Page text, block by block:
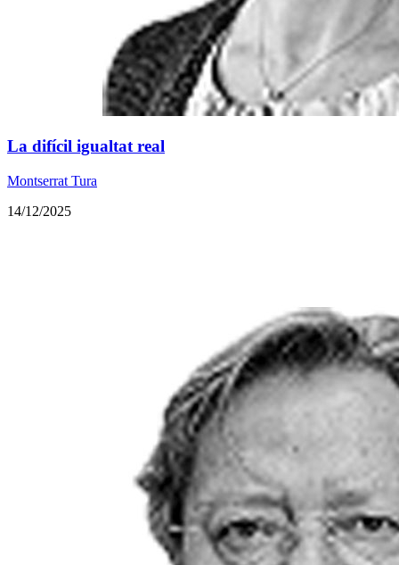
La difícil igualtat real
Montserrat Tura
14/12/2025